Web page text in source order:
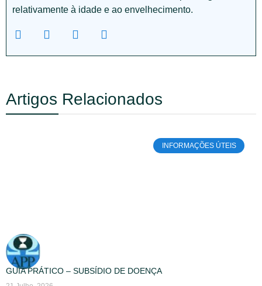
relativamente à idade e ao envelhecimento.
Artigos Relacionados
INFORMAÇÕES ÚTEIS
GUIA PRÁTICO – SUBSÍDIO DE DOENÇA